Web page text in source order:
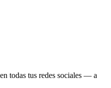
todas tus redes sociales — a